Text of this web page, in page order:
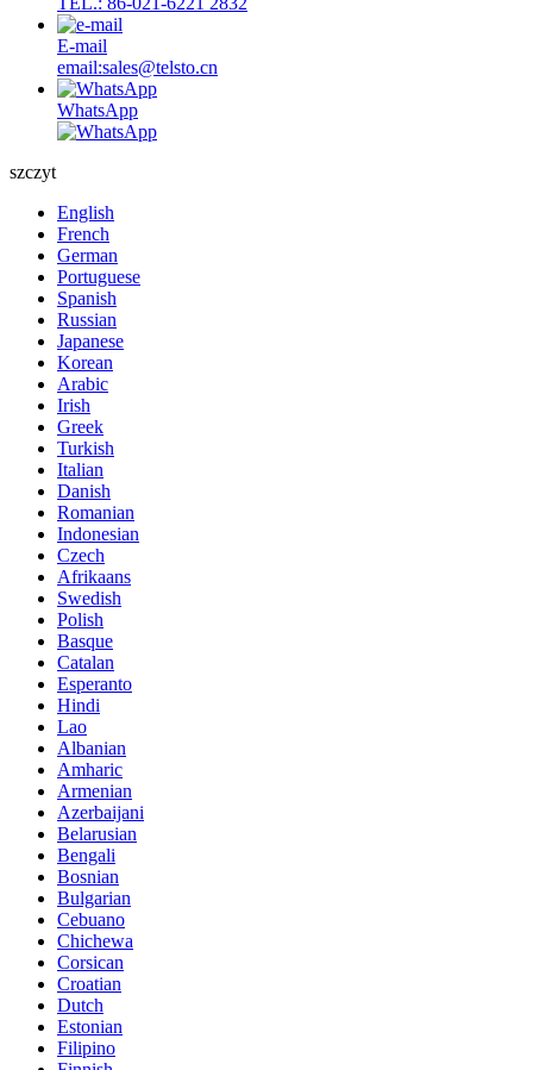
E-mail
email:sales@telsto.cn
WhatsApp
szczyt
English
French
German
Portuguese
Spanish
Russian
Japanese
Korean
Arabic
Irish
Greek
Turkish
Italian
Danish
Romanian
Indonesian
Czech
Afrikaans
Swedish
Polish
Basque
Catalan
Esperanto
Hindi
Lao
Albanian
Amharic
Armenian
Azerbaijani
Belarusian
Bengali
Bosnian
Bulgarian
Cebuano
Chichewa
Corsican
Croatian
Dutch
Estonian
Filipino